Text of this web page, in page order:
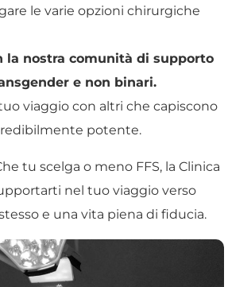
le varie opzioni chirurgiche
la nostra comunità di supporto
e non binari.
viaggio con altri che capiscono
potente.
tu scelga o meno FFS, la Clinica
nel tuo viaggio verso
e una vita piena di fiducia.